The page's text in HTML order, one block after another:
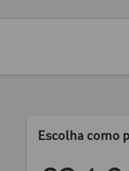
Escolha como